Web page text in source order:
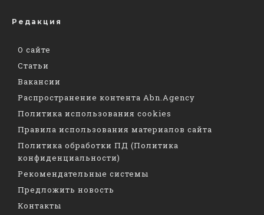
Редакция
О сайте
Статьи
Вакансии
Распространение контента Abn.Agency
Политика использования cookies
Правила использования материалов сайта
Политика обработки ПД (Политика
конфиденциальности)
Рекомендательные системы
Предложить новость
Контакты